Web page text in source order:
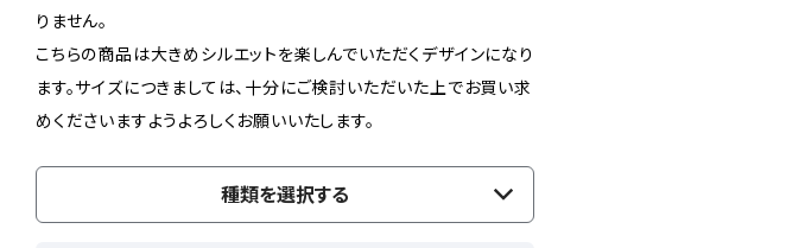
りません。
こちらの商品は大きめシルエットを楽しんでいただくデザインになり
ます。サイズにつきましては、十分にご検討いただいた上でお買い求
めくださいますようよろしくお願いいたします。
種類を選択する